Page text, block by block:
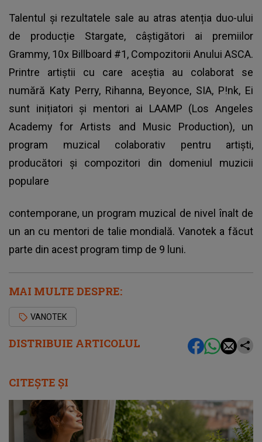
DISTRIBUIE ARTICOLUL
Talentul și rezultatele sale au atras atenția duo-ului
de producție Stargate, câștigători ai premiilor
Grammy, 10x Billboard #1, Compozitorii Anului ASCA.
Printre artiștii cu care aceștia au colaborat se
numără Katy Perry, Rihanna, Beyonce, SIA, P!nk, Ei
sunt inițiatori și mentori ai LAAMP (Los Angeles
Academy for Artists and Music Production), un
program muzical colaborativ pentru artiști,
producători și compozitori din domeniul muzicii
populare
contemporane, un program muzical de nivel înalt de
un an cu mentori de talie mondială. Vanotek a făcut
parte din acest program timp de 9 luni.
MAI MULTE DESPRE:
VANOTEK
CITEȘTE ȘI